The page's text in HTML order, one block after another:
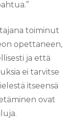
toiminut
opettaneen,
ja että
ei tarvitse
itseensä
ovat